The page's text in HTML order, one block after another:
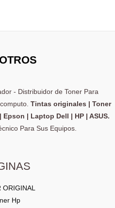
- Distribuidor de Toner Para
Tintas originales | Toner
| Laptop Dell | HP | ASUS.
Para Sus Equipos.
Hp